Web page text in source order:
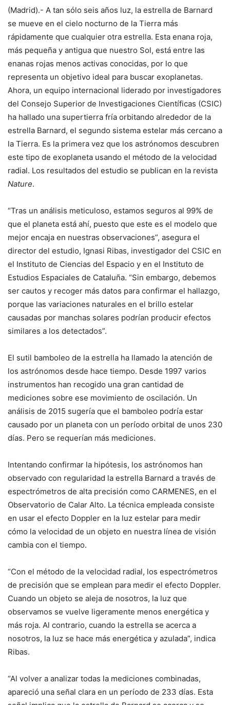
(Madrid).- A tan sólo seis años luz, la estrella de Barnard
se mueve en el cielo nocturno de la Tierra más
rápidamente que cualquier otra estrella. Esta enana roja,
más pequeña y antigua que nuestro Sol, está entre las
enanas rojas menos activas conocidas, por lo que
representa un objetivo ideal para buscar exoplanetas.
Ahora, un equipo internacional liderado por investigadores
del Consejo Superior de Investigaciones Científicas (CSIC)
ha hallado una supertierra fría orbitando alrededor de la
estrella Barnard, el segundo sistema estelar más cercano a
la Tierra. Es la primera vez que los astrónomos descubren
este tipo de exoplaneta usando el método de la velocidad
radial. Los resultados del estudio se publican en la revista
Nature.
“Tras un análisis meticuloso, estamos seguros al 99% de
que el planeta está ahí, puesto que este es el modelo que
mejor encaja en nuestras observaciones”, asegura el
director del estudio, Ignasi Ribas, investigador del CSIC en
el Instituto de Ciencias del Espacio y en el Instituto de
Estudios Espaciales de Cataluña. “Sin embargo, debemos
ser cautos y recoger más datos para confirmar el hallazgo,
porque las variaciones naturales en el brillo estelar
causadas por manchas solares podrían producir efectos
similares a los detectados”.
El sutil bamboleo de la estrella ha llamado la atención de
los astrónomos desde hace tiempo. Desde 1997 varios
instrumentos han recogido una gran cantidad de
mediciones sobre ese movimiento de oscilación. Un
análisis de 2015 sugería que el bamboleo podría estar
causado por un planeta con un período orbital de unos 230
días. Pero se requerían más mediciones.
Intentando confirmar la hipótesis, los astrónomos han
observado con regularidad la estrella Barnard a través de
espectrómetros de alta precisión como CARMENES, en el
Observatorio de Calar Alto. La técnica empleada consiste
en usar el efecto Doppler en la luz estelar para medir
cómo la velocidad de un objeto en nuestra línea de visión
cambia con el tiempo.
“Con el método de la velocidad radial, los espectrómetros
de precisión que se emplean para medir el efecto Doppler.
Cuando un objeto se aleja de nosotros, la luz que
observamos se vuelve ligeramente menos energética y
más roja. Al contrario, cuando la estrella se acerca a
nosotros, la luz se hace más energética y azulada”, indica
Ribas.
“Al volver a analizar todas la mediciones combinadas,
apareció una señal clara en un período de 233 días. Esta